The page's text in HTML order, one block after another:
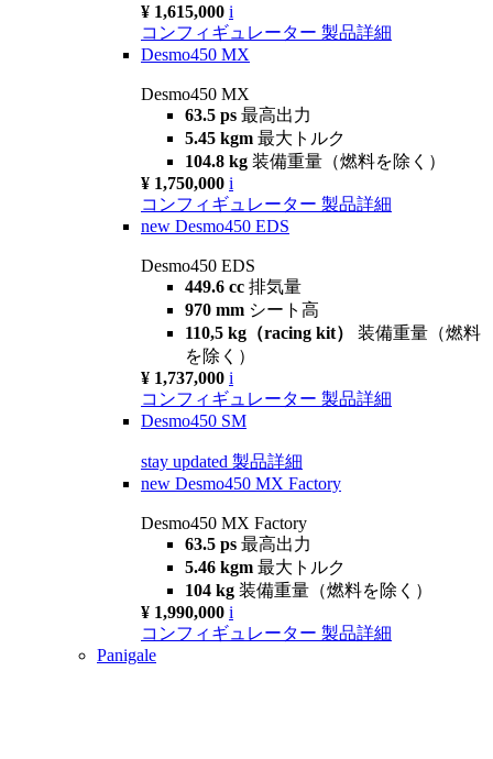
¥ 1,615,000 i
コンフィギュレーター 製品詳細
Desmo450 MX
Desmo450 MX
63.5 ps 最高出力
5.45 kgm 最大トルク
104.8 kg 装備重量（燃料を除く）
¥ 1,750,000 i
コンフィギュレーター 製品詳細
new Desmo450 EDS
Desmo450 EDS
449.6 cc 排気量
970 mm シート高
110,5 kg（racing kit） 装備重量（燃料
を除く）
¥ 1,737,000 i
コンフィギュレーター 製品詳細
Desmo450 SM
stay updated 製品詳細
new Desmo450 MX Factory
Desmo450 MX Factory
63.5 ps 最高出力
5.46 kgm 最大トルク
104 kg 装備重量（燃料を除く）
¥ 1,990,000 i
コンフィギュレーター 製品詳細
Panigale